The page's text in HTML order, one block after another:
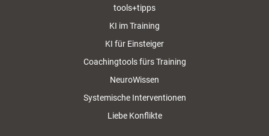
tools+tipps
KI im Training
KI für Einsteiger
Coachingtools fürs Training
NeuroWissen
Systemische Interventionen
Liebe Konflikte